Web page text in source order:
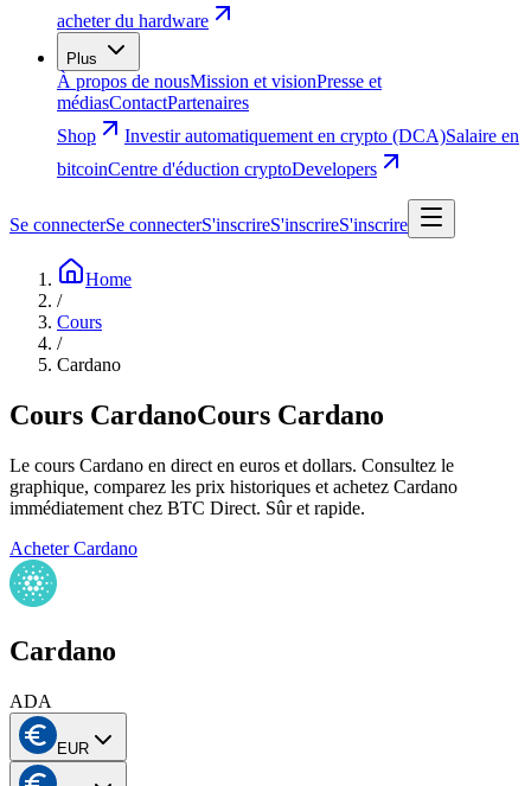
acheter du hardware
Plus
À propos de nousMission et visionPresse et
médiasContactPartenaires
Shop
Investir automatiquement en crypto (DCA)Salaire en
bitcoinCentre d'éduction cryptoDevelopers
Se connecterSe connecterS'inscrireS'inscrireS'inscrire
Home
/
Cours
/
Cardano
Cours CardanoCours Cardano
Le cours Cardano en direct en euros et dollars. Consultez le
graphique, comparez les prix historiques et achetez Cardano
immédiatement chez BTC Direct. Sûr et rapide.
Acheter Cardano
Cardano
ADA
EUR